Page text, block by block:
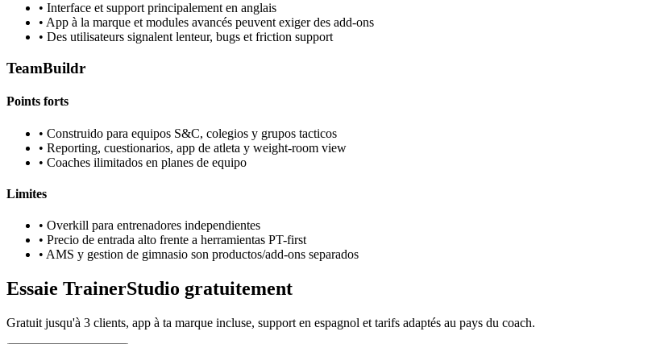
• Interface et support principalement en anglais
• App à la marque et modules avancés peuvent exiger des add-ons
• Des utilisateurs signalent lenteur, bugs et friction support
TeamBuildr
Points forts
• Construido para equipos S&C, colegios y grupos tacticos
• Reporting, cuestionarios, app de atleta y weight-room view
• Coaches ilimitados en planes de equipo
Limites
• Overkill para entrenadores independientes
• Precio de entrada alto frente a herramientas PT-first
• AMS y gestion de gimnasio son productos/add-ons separados
Essaie TrainerStudio gratuitement
Gratuit jusqu'à 3 clients, app à ta marque incluse, support en espagnol et tarifs adaptés au pays du coach.